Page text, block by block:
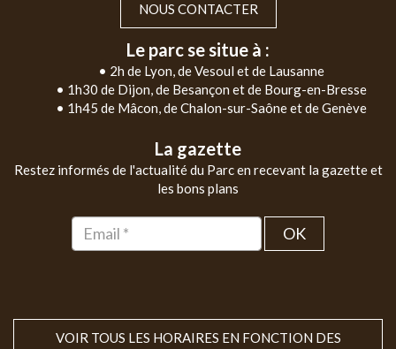
NOUS CONTACTER
Le parc se situe à :
• 2h de Lyon, de Vesoul et de Lausanne
• 1h30 de Dijon, de Besançon et de Bourg-en-Bresse
• 1h45 de Mâcon, de Chalon-sur-Saône et de Genève
La gazette
Restez informés de l'actualité du Parc en recevant la gazette et
les bons plans
OK
VOIR TOUS LES HORAIRES EN FONCTION DES